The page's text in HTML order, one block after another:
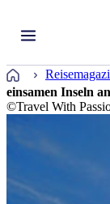
Startseite
einsamen Inseln
©Travel With